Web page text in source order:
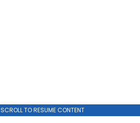
SCROLL TO RESUME CONTENT